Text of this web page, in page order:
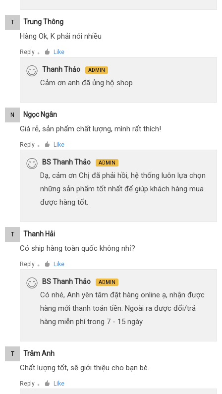
T Trung Thông
Hàng Ok, K phải nói nhiều
Reply ● Like
Thanh Thảo ADMIN
Cảm ơn anh đã ủng hộ shop
N Ngọc Ngân
Giá rẻ, sản phẩm chất lượng, mình rất thích!
Reply ● Like
BS Thanh Thảo ADMIN
Dạ, cảm ơn Chị đã phải hồi, hệ thống luôn lựa chọn
những sản phẩm tốt nhất để giúp khách hàng mua
được hàng tốt.
T Thanh Hải
Có ship hàng toàn quốc không nhỉ?
Reply ● Like
BS Thanh Thảo ADMIN
Có nhé, Anh yên tâm đặt hàng online ạ, nhận được
hàng mới thanh toán tiền. Ngoài ra được đổi/trả
hàng miễn phí trong 7 - 15 ngày
T Trâm Anh
Chất lượng tốt, sẽ giới thiệu cho bạn bè.
Reply ● Like